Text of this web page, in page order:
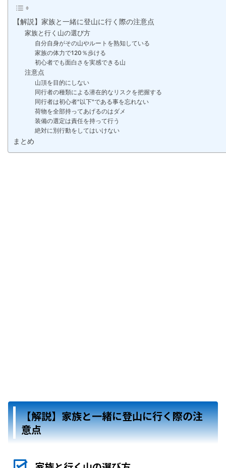
【解説】家族と一緒に登山に行く際の注意点
家族と行く山の選び方
自分自身がその山やルートを熟知している
家族の体力で120％歩ける
初心者でも面白さを実感できる山
注意点
山頂を目的にしない
同行者の種類による潜在的なリスクを把握する
同行者は初心者"以下"である事を忘れない
荷物を全部持ってあげるのはダメ
装備の選定は責任を持って行う
絶対に別行動をしてはいけない
まとめ
【解説】家族と一緒に登山に行く際の注
意点